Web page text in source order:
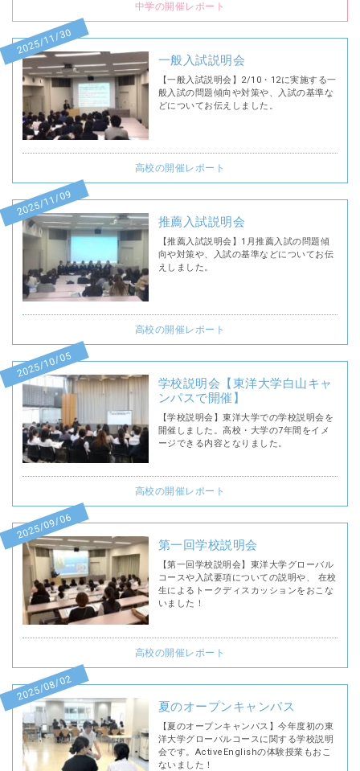
中学の開催レポート
一般入試説明会
【一般入試説明会】2/10・12に実施する一
般入試の問題傾向や対策や、入試の基準な
どについてお伝えしました。
2025/11/30
高校の開催レポート
推薦入試説明会
【推薦入試説明会】1月推薦入試の問題傾
向や対策や、入試の基準などについてお伝
えしました。
2025/11/09
高校の開催レポート
学校説明会【東洋大学白山キャ
ンパスで開催】
【学校説明会】東洋大学での学校説明会を
開催しました。高校・大学の7年間をイメ
ージできる内容となりました。
2025/10/05
高校の開催レポート
第一回学校説明会
【第一回学校説明会】東洋大学グローバル
コースや入試要項についての説明や、 在校
生によるトークディスカッションをおこな
いました！
2025/09/06
高校の開催レポート
夏のオープンキャンパス
【夏のオープンキャンパス】今年度初の東
洋大学グローバルコースに関する学校説明
会です。ActiveEnglishの体験授業もおこ
ないました！
2025/08/02